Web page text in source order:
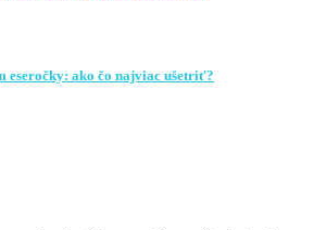
eseročky: ako čo najviac ušetriť?